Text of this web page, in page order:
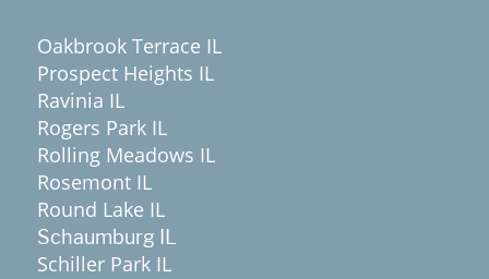
Oakbrook Terrace IL
Prospect Heights IL
Ravinia IL
Rogers Park IL
Rolling Meadows IL
Rosemont IL
Round Lake IL
Schaumburg IL
Schiller Park IL